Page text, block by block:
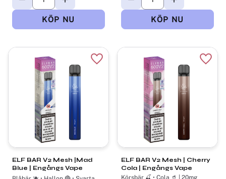
ELF BAR V2 Mesh |Mad
Blue | Engångs Vape
Lägg till i favoriter
ELF BAR V2 Mesh | Cherry
Cola | Engångs Vape